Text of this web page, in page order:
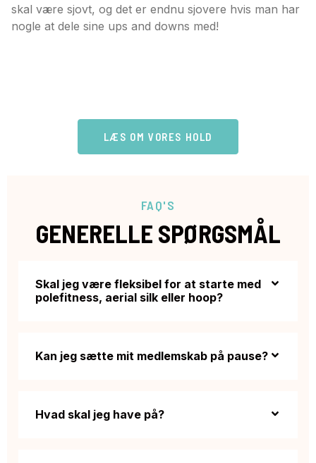
skal være sjovt, og det er endnu sjovere hvis man har
nogle at dele sine ups and downs med!
LÆS OM VORES HOLD
FAQ'S
GENERELLE SPØRGSMÅL
Skal jeg være fleksibel for at starte med
polefitness, aerial silk eller hoop?
Kan jeg sætte mit medlemskab på pause?
Hvad skal jeg have på?